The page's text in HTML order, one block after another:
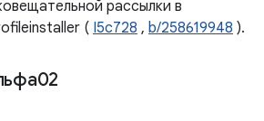
рассылки в
( I5c728 , b/258619948 ).